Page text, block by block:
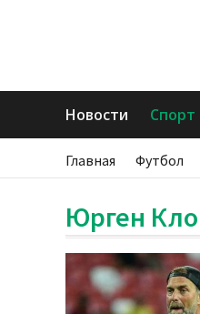
Новости Спорт
Главная Футбол
Юрген